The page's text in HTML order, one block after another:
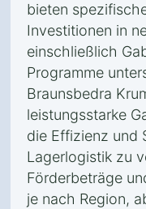
bieten
Investitionen in
einschließlich
Programme
Braunsbedra
leistungsstarke
die Effizienz und
Lagerlogistik zu
Förderbeträge
je nach Region,